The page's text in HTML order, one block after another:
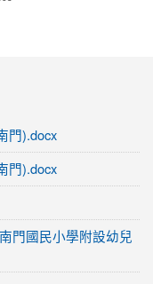
門).docx
門).docx
門國民小學附設幼兒